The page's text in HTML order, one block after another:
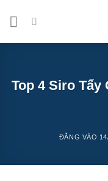
Top 4 Siro Tẩy
ĐĂNG VÀO